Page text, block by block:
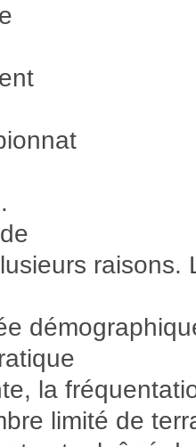
raisons.
la
limité de